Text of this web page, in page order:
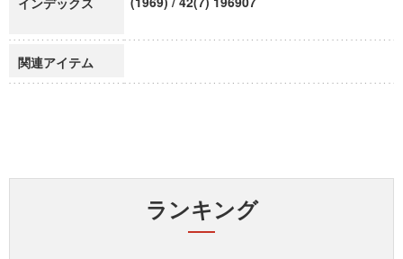
関連アイテム
ランキング